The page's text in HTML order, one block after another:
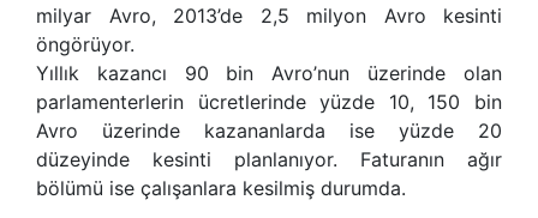
milyar Avro, 2013’de 2,5 milyon Avro kesinti
öngörüyor.
Yıllık kazancı 90 bin Avro’nun üzerinde olan
parlamenterlerin ücretlerinde yüzde 10, 150 bin
Avro üzerinde kazananlarda ise yüzde 20
düzeyinde kesinti planlanıyor. Faturanın ağır
bölümü ise çalışanlara kesilmiş durumda.